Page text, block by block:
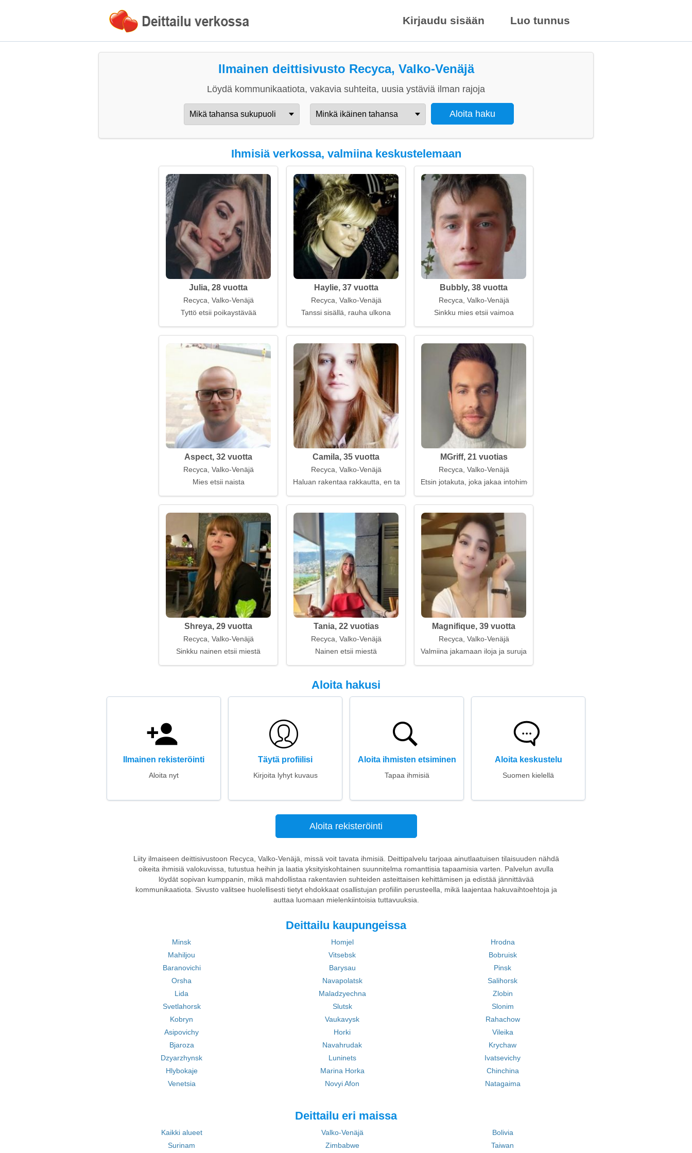
Kirjaudu sisään Luo tunnus
Ilmainen deittisivusto Recyca, Valko-Venäjä
Löydä kommunikaatiota, vakavia suhteita, uusia ystäviä ilman rajoja
Ihmisiä verkossa, valmiina keskustelemaan
Julia, 28 vuotta
Recyca, Valko-Venäjä
Tyttö etsii poikaystävää
Haylie, 37 vuotta
Recyca, Valko-Venäjä
Tanssi sisällä, rauha ulkona
Bubbly, 38 vuotta
Recyca, Valko-Venäjä
Sinkku mies etsii vaimoa
Aspect, 32 vuotta
Recyca, Valko-Venäjä
Mies etsii naista
Camila, 35 vuotta
Recyca, Valko-Venäjä
Haluan rakentaa rakkautta, en taloa
MGriff, 21 vuotias
Recyca, Valko-Venäjä
Etsin jotakuta, joka jakaa intohimoni uusiin löytöihin
Shreya, 29 vuotta
Recyca, Valko-Venäjä
Sinkku nainen etsii miestä
Tania, 22 vuotias
Recyca, Valko-Venäjä
Nainen etsii miestä
Magnifique, 39 vuotta
Recyca, Valko-Venäjä
Valmiina jakamaan iloja ja suruja
Aloita hakusi
Ilmainen rekisteröinti
Aloita nyt
Täytä profiilisi
Kirjoita lyhyt kuvaus
Aloita ihmisten etsiminen
Tapaa ihmisiä
Aloita keskustelu
Suomen kielellä
Aloita rekisteröinti
Liity ilmaiseen deittisivustoon Recyca, Valko-Venäjä, missä voit tavata ihmisiä. Deittipalvelu tarjoaa ainutlaatuisen tilaisuuden nähdä
oikeita ihmisiä valokuvissa, tutustua heihin ja laatia yksityiskohtainen suunnitelma romanttisia tapaamisia varten. Palvelun avulla
löydät sopivan kumppanin, mikä mahdollistaa rakentavien suhteiden asteittaisen kehittämisen ja edistää jännittävää
kommunikaatiota. Sivusto valitsee huolellisesti tietyt ehdokkaat osallistujan profiilin perusteella, mikä laajentaa hakuvaihtoehtoja ja
auttaa luomaan mielenkiintoisia tuttavuuksia.
Deittailu kaupungeissa
Minsk Homjel
Hrodna
Mahiljou
Vitsebsk
Bobruisk
Baranovichi
Barysau
Pinsk
Orsha
Navapolatsk
Salihorsk
Lida
Maladzyechna
Zlobin
Svetlahorsk
Slutsk
Slonim
Kobryn
Vaukavysk
Rahachow
Asipovichy
Horki
Vileika
Bjaroza
Navahrudak
Krychaw
Dzyarzhynsk
Luninets
Ivatsevichy
Hlybokaje
Marina Horka
Chinchina
Venetsia
Novyi Afon Natagaima
Deittailu eri maissa
Kaikki alueet Valko-Venäjä
Bolivia
Surinam
Zimbabwe Taiwan